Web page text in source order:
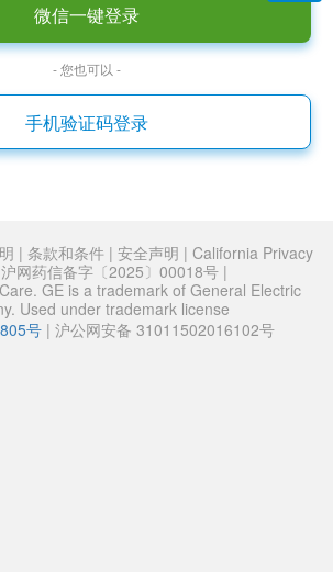
微信一键登录
- 您也可以 -
手机验证码登录
| 条款和条件 | 安全声明 | California Privacy
沪网药信备字〔2025〕00018号|
GE is a trademark of General Electric
Used under trademark license
号| 沪公网安备 31011502016102号